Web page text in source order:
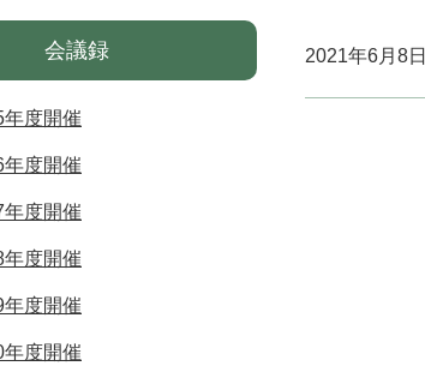
2021年6月8
会議録
度開催
度開催
度開催
度開催
度開催
度開催